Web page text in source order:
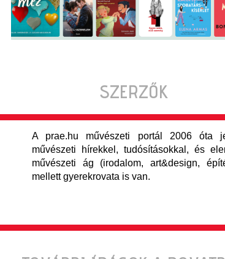
SZERZŐK
A prae.hu művészeti portál 2006 óta
művészeti hírekkel, tudósításokkal, és
művészeti ág (irodalom, art&design,
mellett gyerekrovata is van.